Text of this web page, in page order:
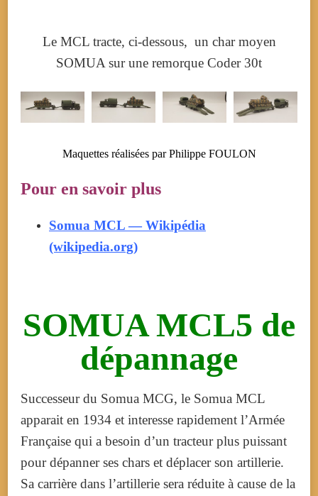
Le MCL tracte, ci-dessous, un char moyen
SOMUA sur une remorque Coder 30t
Maquettes réalisées par Philippe FOULON
Pour en savoir plus
Somua MCL — Wikipédia
(wikipedia.org)
SOMUA MCL5 de
dépannage
Successeur du Somua MCG, le Somua MCL
apparait en 1934 et interesse rapidement l’Armée
Française qui a besoin d’un tracteur plus puissant
pour dépanner ses chars et déplacer son artillerie.
Sa carrière dans l’artillerie sera réduite à cause de la